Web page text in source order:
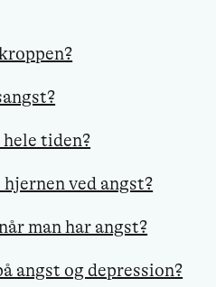
hele tiden?
ved angst?
man har angst?
angst og depression?